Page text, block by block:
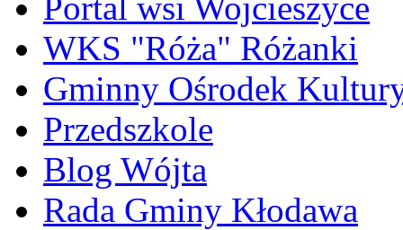
WKS "Róża" Różanki
Gminny Ośrodek
Przedszkole
Blog Wójta
Rada Gminy Kłodawa